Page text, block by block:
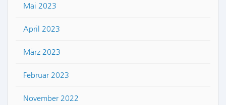
Mai 2023
April 2023
März 2023
Februar 2023
November 2022